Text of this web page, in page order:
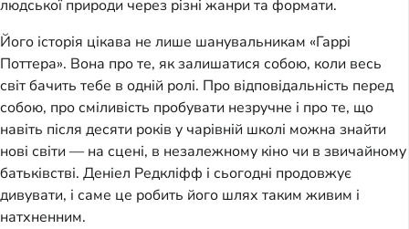
людської природи через різні жанри та формати.
Його історія цікава не лише шанувальникам «Гаррі
Поттера». Вона про те, як залишатися собою, коли весь
світ бачить тебе в одній ролі. Про відповідальність перед
собою, про сміливість пробувати незручне і про те, що
навіть після десяти років у чарівній школі можна знайти
нові світи — на сцені, в незалежному кіно чи в звичайному
батьківстві. Деніел Редкліфф і сьогодні продовжує
дивувати, і саме це робить його шлях таким живим і
натхненним.